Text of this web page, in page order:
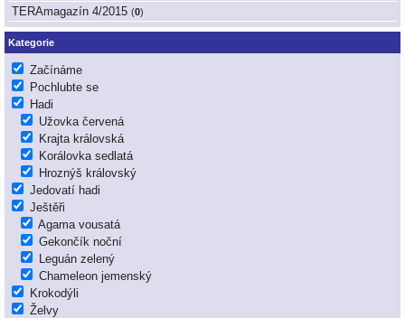
TERAmagazín 4/2015 (0)
Kategorie
Začínáme
Pochlubte se
Hadi
Užovka červená
Krajta královská
Korálovka sedlatá
Hroznýš královský
Jedovatí hadi
Ještěři
Agama vousatá
Gekončík noční
Leguán zelený
Chameleon jemenský
Krokodýli
Želvy